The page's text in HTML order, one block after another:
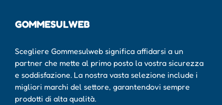
GOMMESULWEB
Scegliere Gommesulweb significa affidarsi a un
partner che mette al primo posto la vostra sicurezza
e soddisfazione. La nostra vasta selezione include i
migliori marchi del settore, garantendovi sempre
prodotti di alta qualità.